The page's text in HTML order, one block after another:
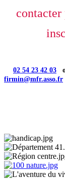
contacter
02 54 23 42 03
firmin@mfr.asso.fr